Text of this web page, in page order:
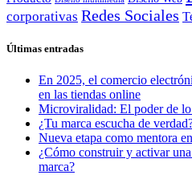
corporativas Redes Sociales
Últimas entradas
En 2025, el comercio
en las tiendas online
Microviralidad: El poder de lo
¿Tu marca escucha de
Nueva etapa como mentora
¿Cómo construir y activar
marca?